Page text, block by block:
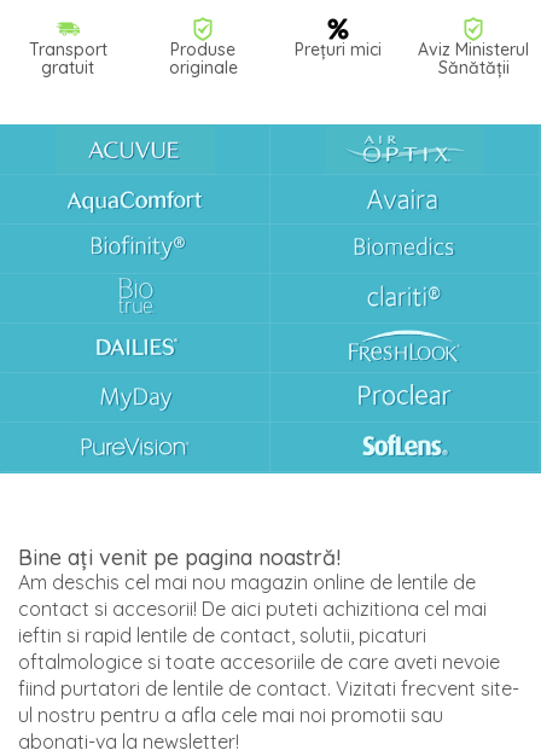
Transport
gratuit
Produse
originale
Prețuri mici
Aviz Ministerul
Sănătății
Bine ați venit pe pagina noastră!
Am deschis cel mai nou magazin online de lentile de
contact si accesorii! De aici puteti achizitiona cel mai
ieftin si rapid lentile de contact, solutii, picaturi
oftalmologice si toate accesoriile de care aveti nevoie
fiind purtatori de lentile de contact. Vizitati frecvent site-
ul nostru pentru a afla cele mai noi promotii sau
abonati-va la newsletter!